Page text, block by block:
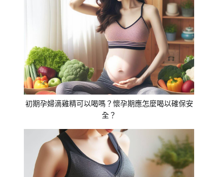
初期孕婦滴雞精可以喝嗎？懷孕期應怎麼喝以確保安
全？